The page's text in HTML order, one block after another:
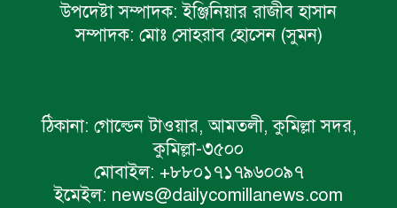
উপদেষ্টা সম্পাদক: ইঞ্জিনিয়ার রাজীব হাসান
সম্পাদক: মোঃ সোহরাব হোসেন (সুমন)
ঠিকানা: গোল্ডেন টাওয়ার, আমতলী, কুমিল্লা সদর,
কুমিল্লা-৩৫০০
মোবাইল: +৮৮০১৭১৭৯৬০০৯৭
ইমেইল: news@dailycomillanews.com